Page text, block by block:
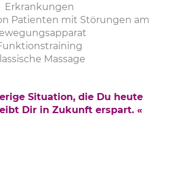
Erkrankungen
Patienten mit Störungen am
Massage
Situation, die Du heute
Dir in Zukunft erspart. «